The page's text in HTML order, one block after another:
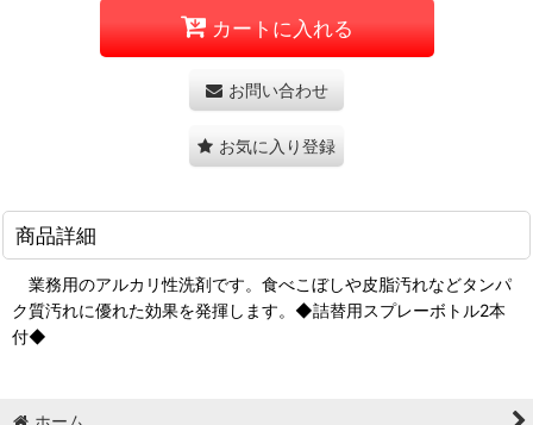
カートに入れる
お問い合わせ
お気に入り登録
商品詳細
業務用のアルカリ性洗剤です。食べこぼしや皮脂汚れなどタンパ
ク質汚れに優れた効果を発揮します。◆詰替用スプレーボトル2本
付◆
ホーム